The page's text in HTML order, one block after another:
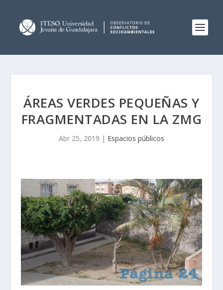
ÁREAS VERDES PEQUEÑAS Y
FRAGMENTADAS EN LA ZMG
Abr 25, 2019 | Espacios públicos